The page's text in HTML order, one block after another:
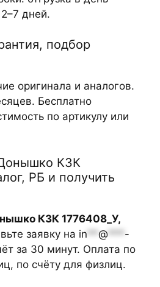
дней.
подбор
оригинала и аналогов.
Бесплатно
по артикулу или
КЗК
РБ и получить
КЗК 1776408_У,
заявку на in ** @ *** -
за 30 минут. Оплата по
по счёту для физлиц.